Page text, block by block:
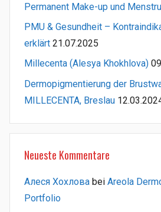
Permanent Make-up und
PMU & Gesundheit –
erklärt 21.07.2025
Millecenta (Alesya Khokhlova)
Dermopigmentierung der
MILLECENTA, Breslau
Neueste Kommentare
Алеся Хохлова bei Areola
Portfolio